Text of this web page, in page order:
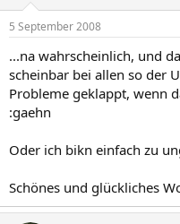
5 September 2008
...na wahrscheinlich, und
scheinbar bei allen so der
Probleme geklappt, wenn
:gaehn
Oder ich bikn einfach zu
Schönes und glückliches